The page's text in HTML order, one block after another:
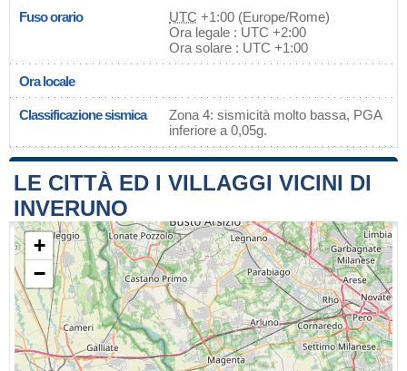
Fuso orario UTC +1:00 (Europe/Rome)
Ora legale : UTC +2:00
Ora solare : UTC +1:00
Ora locale
Classificazione sismica
Zona 4: sismicità molto bassa, PGA
inferiore a 0,05g.
LE CITTÀ ED I VILLAGGI VICINI DI
INVERUNO
+
−